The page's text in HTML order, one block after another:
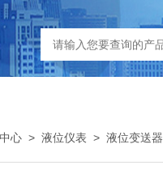
心 > 液位仪表 > 液位变送器